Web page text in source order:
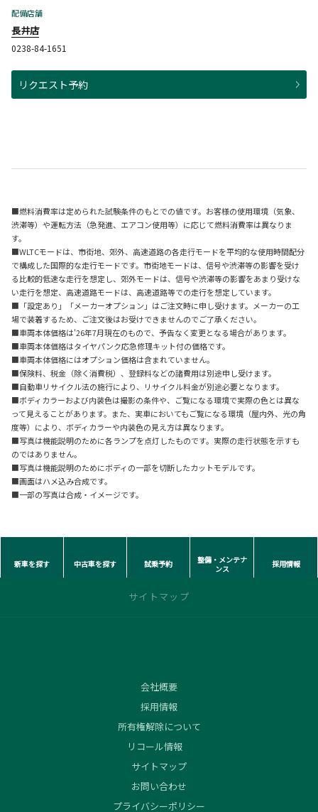
配備店舗
長井店
0238-84-1651
リクエスト予約
■燃料消費率は定められた試験条件のもとでの値です。お客様の使用環境（気象、
渋滞等）や運転方法（急発進、エアコン使用等）に応じて燃料消費率は異なりま
す。
■WLTCモードは、市街地、郊外、高速道路の各走行モードを平均的な使用時間配分
で構成した国際的な走行モードです。市街地モードは、信号や渋滞等の影響を受け
る比較的低速な走行を想定し、郊外モードは、信号や渋滞等の影響をあまり受けな
い走行を想定、高速道路モードは、高速道路等での走行を想定しています。
■「設定あり」「メーカーオプション」はご注文時に申し受けます。メーカーの工
場で装着するため、ご注文後はお受けできませんのでご了承ください。
■車両本体価格は'26年7月現在のもので、予告なく変更となる場合があります。
■車両本体価格はタイヤパンク応急修理キット付の価格です。
■車両本体価格にはオプション価格は含まれていません。
■保険料、税金（除く消費税）、登録料などの諸費用は別途申し受けます。
■自動車リサイクル法の施行により、リサイクル料金が別途必要となります。
■ボディカラーおよび内装色は撮影の条件や、ご覧になる環境で実際の色とは異な
って見えることがあります。また、実車においてもご覧になる環境（屋内外、光の角
度等）により、ボディカラーや内装色の見え方は異なります。
■写真は機能説明のために各ランプを点灯したものです。実際の走行状態を示すも
のではありません。
■写真は機能説明のためにボディの一部を切断したカットモデルです。
■画面はハメ込み合成です。
■一部の写真は合成・イメージです。
新車を探す 中古車を探す 試乗予約
整備・メンテナ
ンス
採用情報
サイトマップ
会社概要
採用情報
所有権解除について
リコール情報
サイトマップ
お問い合わせ
プライバシーポリシー